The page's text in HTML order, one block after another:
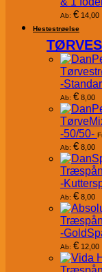
Ab: € 14,00
Hestestrøelse
-
Ab: € 8,00
-50/50-
Ab: € 8,00
-
Ab: € 8,00
-
Ab: € 12,00